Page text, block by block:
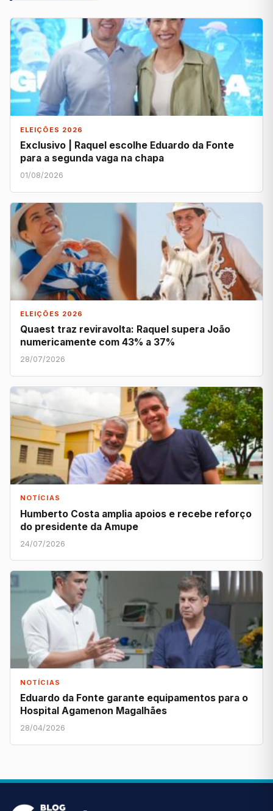
ELEIÇÕES 2026
Exclusivo | Raquel escolhe Eduardo da Fonte
para a segunda vaga na chapa
01/08/2026
ELEIÇÕES 2026
Quaest traz reviravolta: Raquel supera João
numericamente com 43% a 37%
28/07/2026
NOTÍCIAS
Humberto Costa amplia apoios e recebe reforço
do presidente da Amupe
24/07/2026
NOTÍCIAS
Eduardo da Fonte garante equipamentos para o
Hospital Agamenon Magalhães
28/04/2026